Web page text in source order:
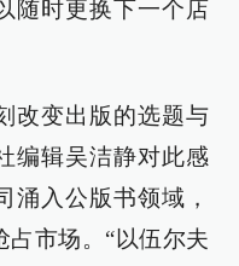
随时更换下一个店
改变出版的选题与
编辑吴洁静对此感
涌入公版书领域，
市场。“以伍尔夫